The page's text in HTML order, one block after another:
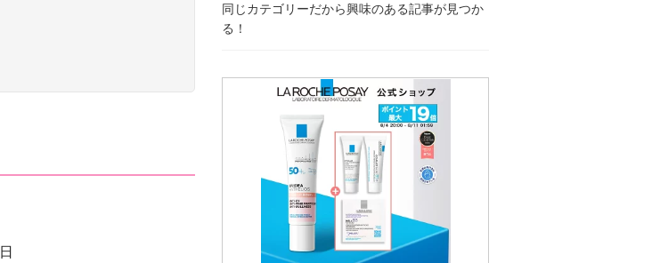
同じカテゴリーだから興味のある記事が見つか
る！